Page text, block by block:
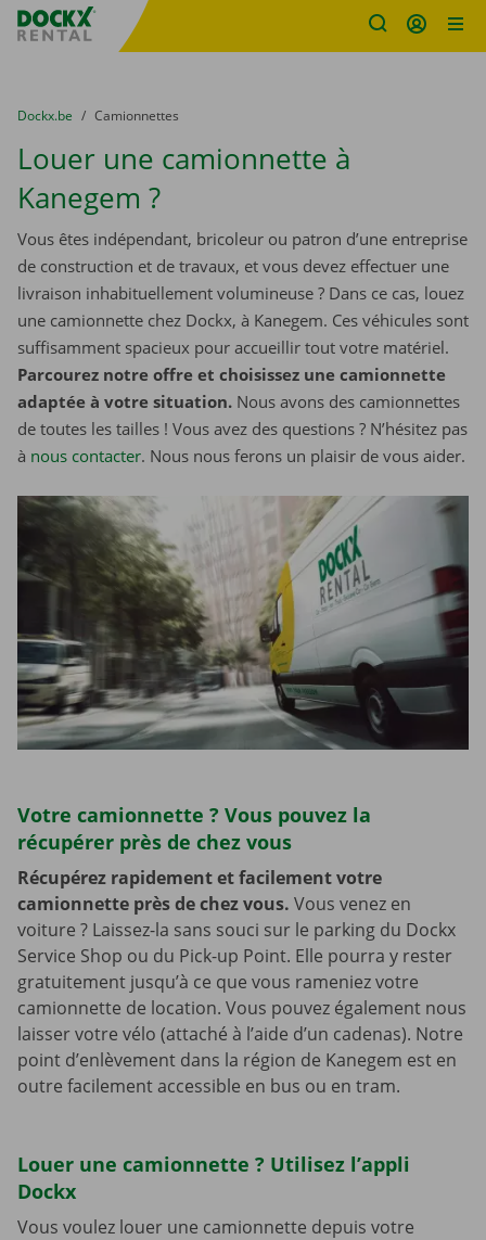
sitename
You are here:
du
Dockx.be to
Camionnettes
Louer une camionnette à
Kanegem ?
Vous êtes indépendant, bricoleur ou patron d’une entreprise
de construction et de travaux, et vous devez effectuer une
livraison inhabituellement volumineuse ? Dans ce cas, louez
une camionnette chez Dockx, à Kanegem. Ces véhicules sont
suffisamment spacieux pour accueillir tout votre matériel.
Parcourez notre offre et choisissez une camionnette
adaptée à votre situation. Nous avons des camionnettes
de toutes les tailles ! Vous avez des questions ? N’hésitez pas
à nous contacter. Nous nous ferons un plaisir de vous aider.
Votre camionnette ? Vous pouvez la
récupérer près de chez vous
Récupérez rapidement et facilement votre
camionnette près de chez vous. Vous venez en
voiture ? Laissez-la sans souci sur le parking du Dockx
Service Shop ou du Pick-up Point. Elle pourra y rester
gratuitement jusqu’à ce que vous rameniez votre
camionnette de location. Vous pouvez également nous
laisser votre vélo (attaché à l’aide d’un cadenas). Notre
point d’enlèvement dans la région de Kanegem est en
outre facilement accessible en bus ou en tram.
Louer une camionnette ? Utilisez l’appli
Dockx
Vous voulez louer une camionnette depuis votre